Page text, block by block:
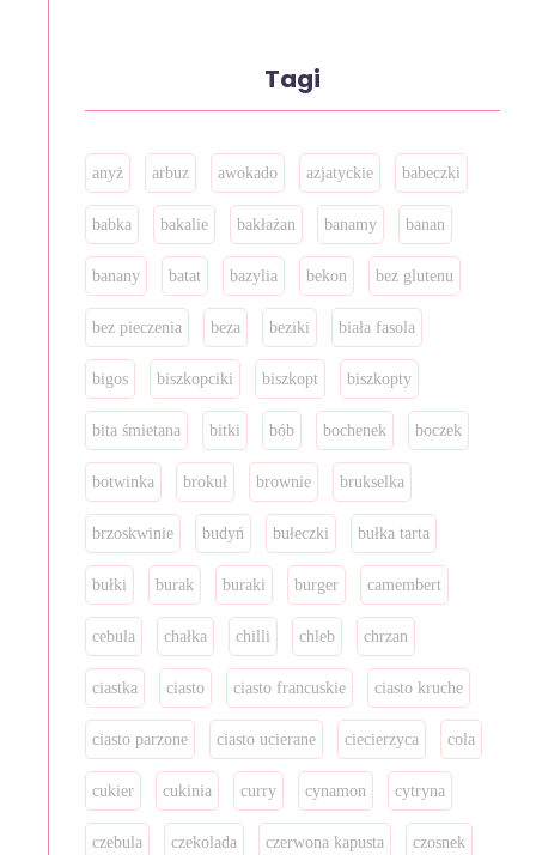
Tagi
anyż arbuz awokado azjatyckie babeczki
babka bakalie bakłażan banamy banan
banany batat bazylia bekon bez glutenu
bez pieczenia beza beziki biała fasola
bigos biszkopciki biszkopt biszkopty
bita śmietana bitki bób bochenek boczek
botwinka brokuł brownie brukselka
brzoskwinie budyń bułeczki bułka tarta
bułki burak buraki burger camembert
cebula chałka chilli chleb chrzan
ciastka ciasto ciasto francuskie ciasto kruche
ciasto parzone ciasto ucierane ciecierzyca cola
cukier cukinia curry cynamon cytryna
czebula czekolada czerwona kapusta czosnek